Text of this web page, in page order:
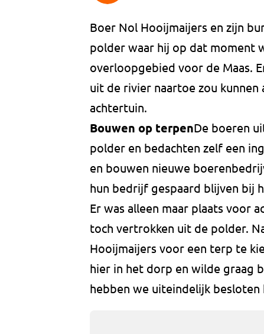
Boer Nol Hooijmaijers en zijn
polder waar hij op dat moment
overloopgebied voor de Maas.
uit de rivier naartoe zou
achtertuin.
Bouwen op terpenDe boeren
polder en bedachten zelf een
en bouwen nieuwe
hun bedrijf gespaard blijven bij
Er was alleen maar plaats voor
toch vertrokken uit de polder.
Hooijmaijers voor een terp te
hier in het dorp en wilde graag
hebben we uiteindelijk